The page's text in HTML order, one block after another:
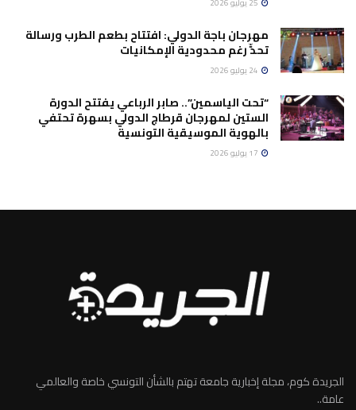
مهرجان باجة الدولي: افتتاح بطعم الطرب ورسالة
تحدٍّ رغم محدودية الإمكانيات
“تحت الياسمين”.. صابر الرباعي يفتتح الدورة
الستين لمهرجان قرطاج الدولي بسهرة تحتفي
بالهوية الموسيقية التونسية
الجريدة كوم، مجلة إخبارية جامعة تهتم بالشأن التونسي خاصة والعالمي
عامة..